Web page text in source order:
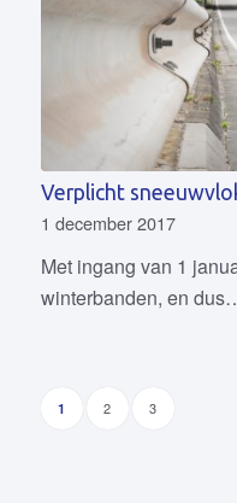
Verplicht
1 december 2017
Met ingang van 1
winterbanden, en
1 2 3